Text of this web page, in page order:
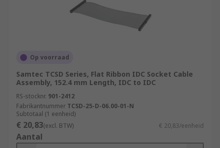
Op voorraad
Samtec TCSD Series, Flat Ribbon IDC Socket Cable
Assembly, 152.4 mm Length, IDC to IDC
RS-stocknr. 901-2412
Fabrikantnummer TCSD-25-D-06.00-01-N
Subtotaal (1 eenheid)
€ 20,83(excl. BTW) € 20,83/eenheid
Aantal